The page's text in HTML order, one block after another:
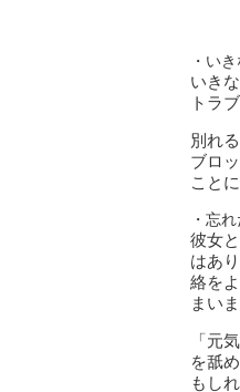
・い
いき
トラ
別れ
ブロ
こと
・忘
彼女
はあ
絡を
まいま
「元
を舐
もし